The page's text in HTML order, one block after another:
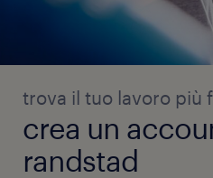
trova il tuo lavoro più
crea un
randstad